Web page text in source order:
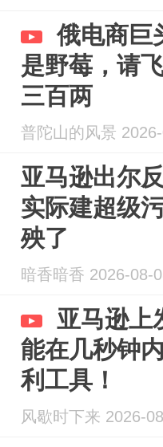
俄电商巨
是野莓，请
三百两
普陀山的风景
亚马逊出尔
实际建超级
殃了
暗香暗香 2026-08-
亚马逊上
能在几秒钟
利工具！
风歇时下来 2026-